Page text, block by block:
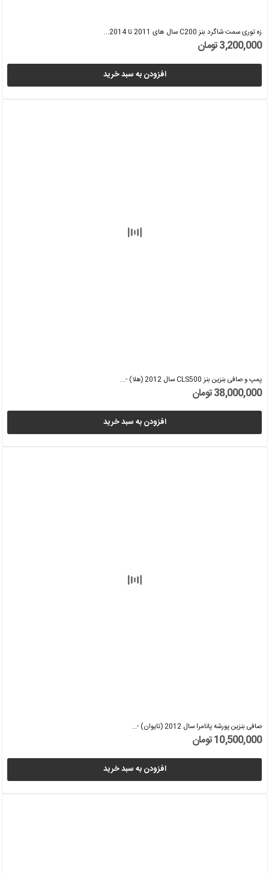
زه توری سمت شاگرد بنز C200 سال های 2011 تا 2014...
3,200,000 تومان
افزودن به سبد خرید
پمپ و صافی بنزین بنز CLS500 سال 2012 (هلا) -...
38,000,000 تومان
افزودن به سبد خرید
صافی بنزین پورشه پانامرا سال 2012 (تایوان) -...
10,500,000 تومان
افزودن به سبد خرید